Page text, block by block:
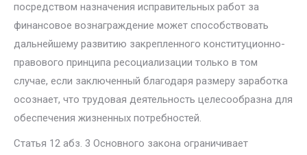
посредством назначе­ния исправительных работ за
финансовое вознаграждение может способ­ствовать
дальнейшему развитию закрепленного конституционно-
право­вого принципа ресоциализации только в том
случае, если заключенный благодаря размеру заработка
осознает, что трудовая деятельность целе­сообразна для
обеспечения жизненных потребностей.
Статья 12 абз. 3 Основного закона ограничивает